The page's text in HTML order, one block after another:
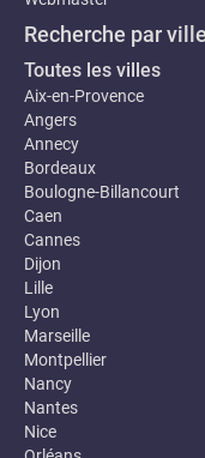
Recherche par ville
Toutes les villes
Aix-en-Provence
Angers
Annecy
Bordeaux
Boulogne-Billancourt
Caen
Cannes
Dijon
Lille
Lyon
Marseille
Montpellier
Nancy
Nantes
Nice